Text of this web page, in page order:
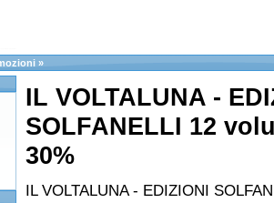
»
IL VOLTALUNA -
SOLFANELLI 12
30%
IL VOLTALUNA - EDIZIONI